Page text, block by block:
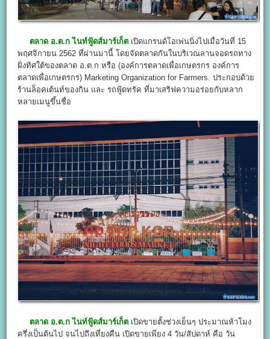
ตลาด อ.ต.ก ไนท์ฟู้ดส์มาร์เก็ต เปิดแกรนด์โอเพ่นนิ่งไปเมื่อวันที่ 15
พฤศจิกายน 2562 ที่ผ่านมานี้ โดยจัดตลาดกันในบริเวณลานจอดรถทาง
ฝั่งทิศใต้ของตลาด อ.ต.ก หรือ (องค์การตลาดเพื่อเกษตรกร องค์การ
ตลาดเพื่อเกษตรกร) Marketing Organization for Farmers. ประกอบด้วย
ร้านล็อคเต้นท์ของกิน และ รถฟู้ดทรัค ที่มาเสริฟความอร่อยกับหลาก
หลายเมนูขึ้นชื่อ
ตลาด อ.ต.ก ไนท์ฟู้ดส์มาร์เก็ต เปิดขายตั้งช่วงเย็นๆ ประมาณห้าโมง
ครึ่งเป็นต้นไป จนไปถึงเที่ยงคืน เปิดขายเพียง 4 วัน/สัปดาห์ คือ วัน